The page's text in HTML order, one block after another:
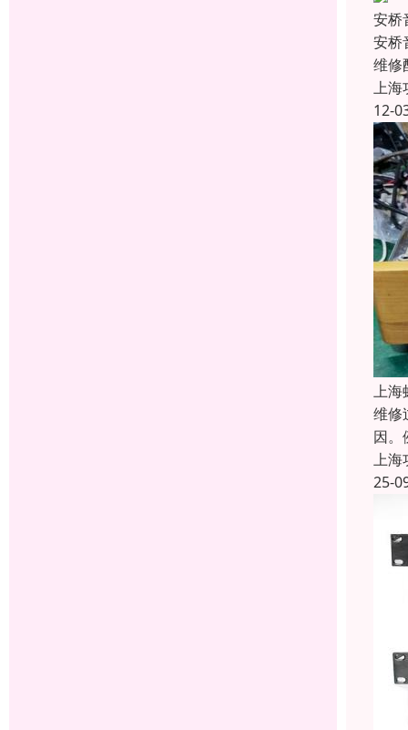
安桥
安桥
维修
上海
12-
上海
维修
因。
上海
25-